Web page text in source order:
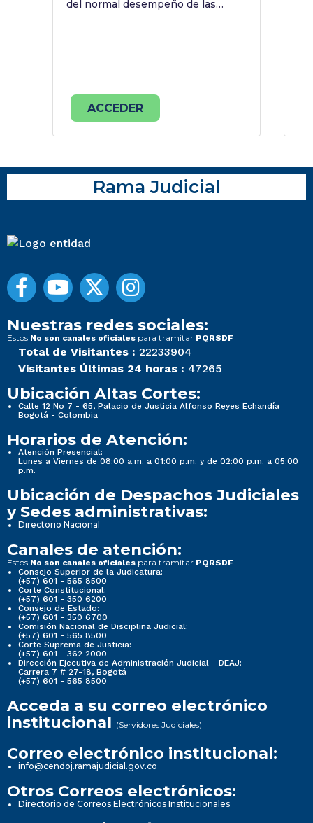
del normal desempeño de las
Seccionales de la Judicatura.
ACCEDER
Rama Judicial
Nuestras redes sociales:
Estos No son canales oficiales para tramitar PQRSDF
Total de Visitantes : 22233904
Visitantes Últimas 24 horas : 47265
Ubicación Altas Cortes:
Calle 12 No 7 - 65, Palacio de Justicia Alfonso Reyes Echandía
Bogotá - Colombia
Horarios de Atención:
Atención Presencial:
Lunes a Viernes de 08:00 a.m. a 01:00 p.m. y de 02:00 p.m. a 05:00
p.m.
Ubicación de Despachos Judiciales
y Sedes administrativas:
Directorio Nacional
Canales de atención:
Estos No son canales oficiales para tramitar PQRSDF
Consejo Superior de la Judicatura:
(+57) 601 - 565 8500
Corte Constitucional:
(+57) 601 - 350 6200
Consejo de Estado:
(+57) 601 - 350 6700
Comisión Nacional de Disciplina Judicial:
(+57) 601 - 565 8500
Corte Suprema de Justicia:
(+57) 601 - 362 2000
Dirección Ejecutiva de Administración Judicial - DEAJ:
Carrera 7 # 27-18, Bogotá
(+57) 601 - 565 8500
Acceda a su correo electrónico
institucional (Servidores Judiciales)
Correo electrónico institucional:
info@cendoj.ramajudicial.gov.co
Otros Correos electrónicos:
Directorio de Correos Electrónicos Institucionales